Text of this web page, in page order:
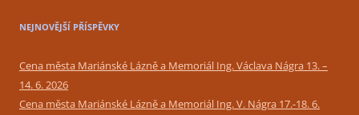
NEJNOVĚJŠÍ PŘÍSPĚVKY
Cena města Mariánské Lázně a Memoriál Ing. Václava Nágra 13. –
14. 6. 2026
Cena města Mariánské Lázně a Memoriál Ing. V. Nágra 17.-18. 6.